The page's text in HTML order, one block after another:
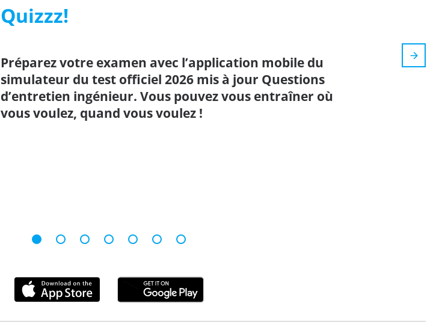
Quizzz!
Préparez votre examen avec l’application mobile du
simulateur du test officiel 2026 mis à jour Questions
d’entretien ingénieur. Vous pouvez vous entraîner où
vous voulez, quand vous voulez !